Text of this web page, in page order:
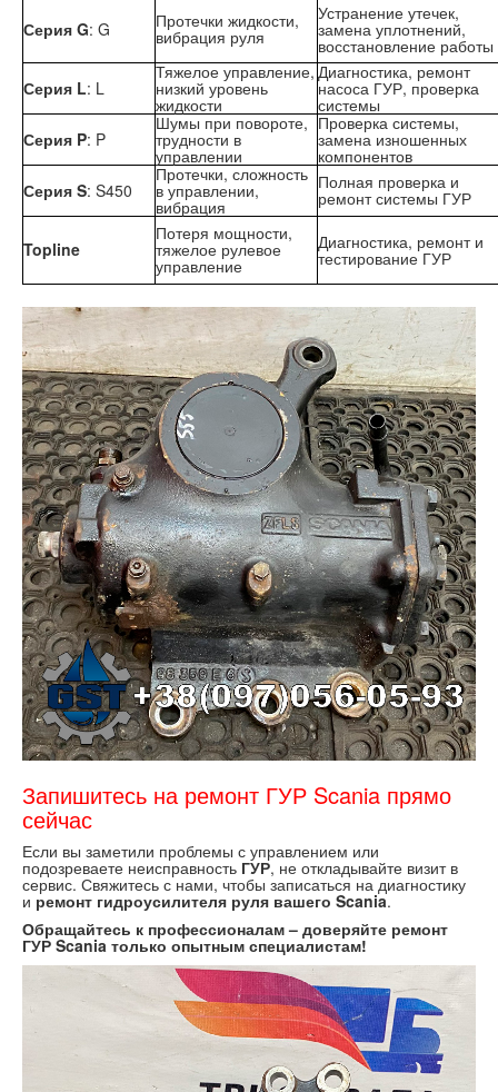
Серия G: G Протечки жидкости,
вибрация руля
Устранение утечек,
замена уплотнений,
восстановление работы
Серия L: L
Тяжелое управление,
низкий уровень
жидкости
Диагностика, ремонт
насоса ГУР, проверка
системы
Серия P: P
Шумы при повороте,
трудности в
управлении
Проверка системы,
замена изношенных
компонентов
Серия S: S450
Протечки, сложность
в управлении,
вибрация
Полная проверка и
ремонт системы ГУР
Topline
Потеря мощности,
тяжелое рулевое
управление
Диагностика, ремонт и
тестирование ГУР
Запишитесь на ремонт ГУР Scania прямо
сейчас
Если вы заметили проблемы с управлением или
подозреваете неисправность ГУР, не откладывайте визит в
сервис. Свяжитесь с нами, чтобы записаться на диагностику
и ремонт гидроусилителя руля вашего Scania.
Обращайтесь к профессионалам – доверяйте ремонт
ГУР Scania только опытным специалистам!